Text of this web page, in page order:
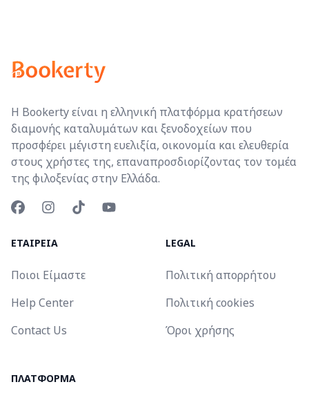
Η Bookerty είναι η ελληνική πλατφόρμα κρατήσεων
διαμονής καταλυμάτων και ξενοδοχείων που
προσφέρει μέγιστη ευελιξία, οικονομία και ελευθερία
στους χρήστες της, επαναπροσδιορίζοντας τον τομέα
της φιλοξενίας στην Ελλάδα.
ΕΤΑΙΡΕΙΑ
Ποιοι Είμαστε
Help Center
Contact Us
LEGAL
Πολιτική απορρήτου
Πολιτική cookies
Όροι χρήσης
ΠΛΑΤΦΟΡΜΑ